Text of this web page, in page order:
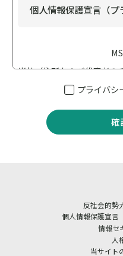
個人情報保護宣言（プ
当社（住所および代表者の
は、個人情報保護の重要性
における特定の個人を識別
法律（以下「番号法」とい
ます。 また、当社におけ
に係る適切な措置について
プライバシ
確
反社会的勢
個人情報保護宣言
情報セ
人
当サイト